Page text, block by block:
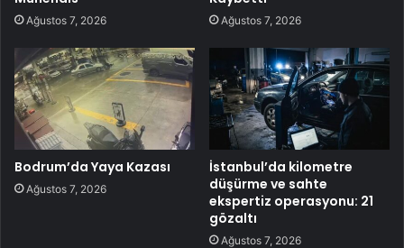
Ağustos 7, 2026 Ağustos 7, 2026
Bodrum’da Yaya Kazası
Ağustos 7, 2026
İstanbul’da kilometre
düşürme ve sahte
ekspertiz operasyonu: 21
gözaltı
Ağustos 7, 2026